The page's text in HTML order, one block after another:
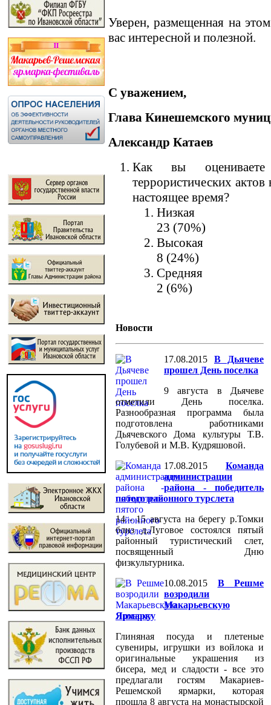
Уверен, размещенная на
вас интересной и полезной.
С уважением,
Глава Кинешемского
Александр Катаев
Как вы оцениваете
террористических
настоящее время?
Низкая
23 (70%)
Высокая
8 (24%)
Средняя
2 (6%)
Новости
17.08.2015
В Дьячеве
прошел День поселка
9 августа в Дьячеве
отметили День поселка.
Разнообразная программа была
подготовлена работниками
Дьячевского Дома культуры Т.В.
Голубевой и М.В. Кудряшовой.
17.08.2015
Команда
администрации
района - победитель
пятого районного турслета
14 - 15 августа на берегу р.Томки
близ д.Луговое состоялся пятый
районный туристический слет,
посвященный Дню
физкультурника.
10.08.2015
В Решме
возродили
Макарьевскую
Ярмарку
Глиняная посуда и плетеные
сувениры, игрушки из войлока и
оригинальные украшения из
бисера, мед и сладости - все это
предлагали гостям Макариев-
Решемской ярмарки, которая
прошла 8 августа на монастырской